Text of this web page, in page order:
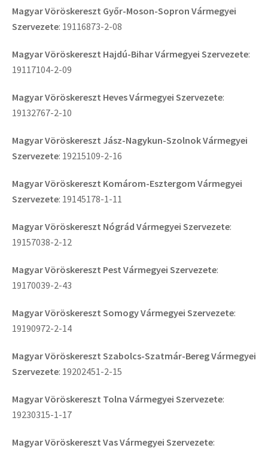
Magyar Vöröskereszt Győr-Moson-Sopron Vármegyei
Szervezete: 19116873-2-08
Magyar Vöröskereszt Hajdú-Bihar Vármegyei Szervezete:
19117104-2-09
Magyar Vöröskereszt Heves Vármegyei Szervezete:
19132767-2-10
Magyar Vöröskereszt Jász-Nagykun-Szolnok Vármegyei
Szervezete: 19215109-2-16
Magyar Vöröskereszt Komárom-Esztergom Vármegyei
Szervezete: 19145178-1-11
Magyar Vöröskereszt Nógrád Vármegyei Szervezete:
19157038-2-12
Magyar Vöröskereszt Pest Vármegyei Szervezete:
19170039-2-43
Magyar Vöröskereszt Somogy Vármegyei Szervezete:
19190972-2-14
Magyar Vöröskereszt Szabolcs-Szatmár-Bereg Vármegyei
Szervezete: 19202451-2-15
Magyar Vöröskereszt Tolna Vármegyei Szervezete:
19230315-1-17
Magyar Vöröskereszt Vas Vármegyei Szervezete: